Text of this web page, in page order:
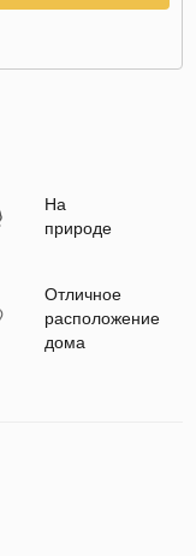
На
природе
Отличное
расположение
дома